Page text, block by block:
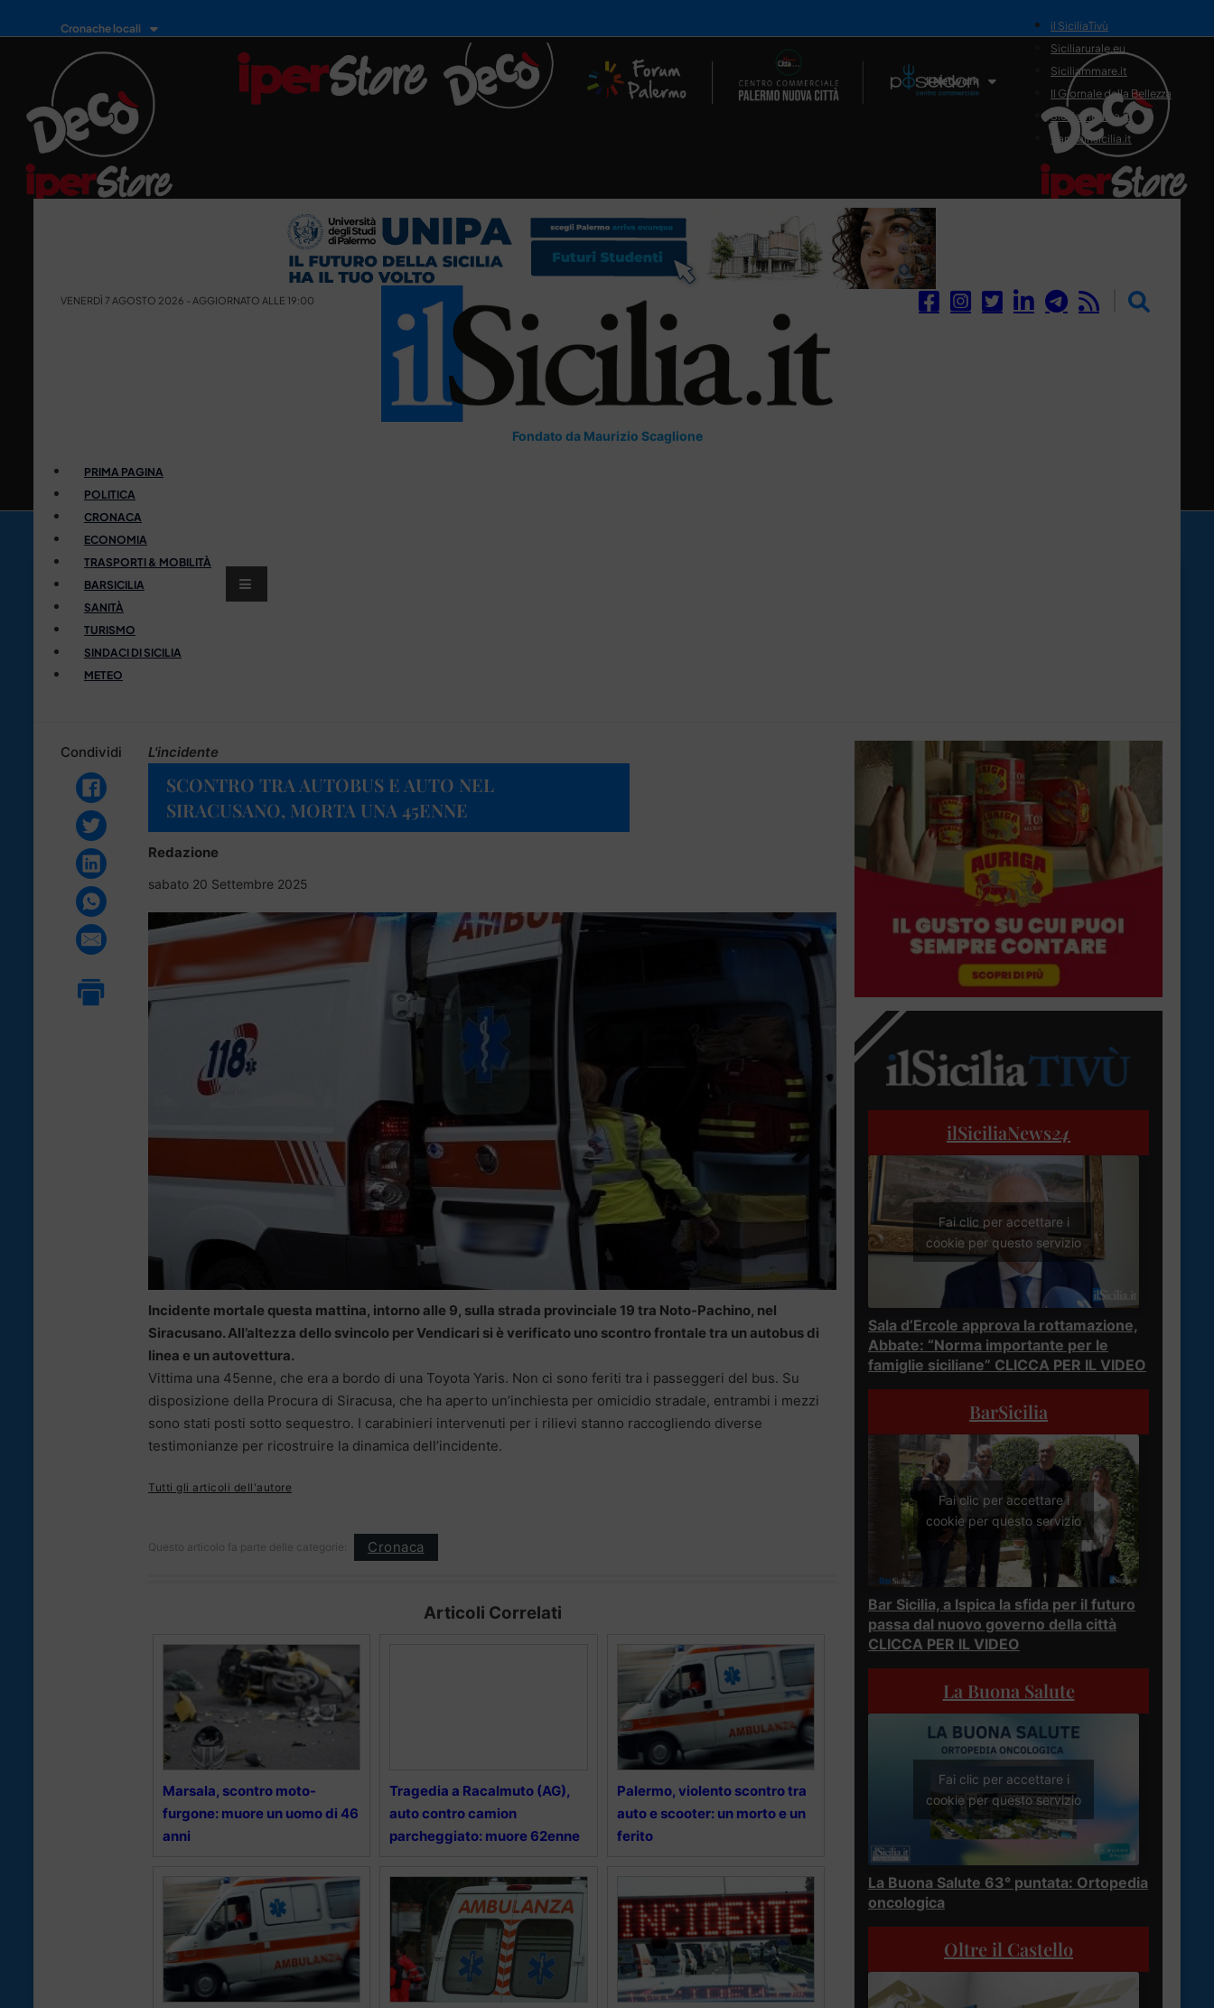
Cronache locali
Il Network
il SiciliaTivù
Siciliarurale.eu
Siciliammare.it
Il Giornale della Bellezza
Siciliamedica.it
Sanitainsicilia.it
VENERDÌ 7 AGOSTO 2026 - AGGIORNATO ALLE 19:00
Fondato da Maurizio Scaglione
PRIMA PAGINA
POLITICA
CRONACA
ECONOMIA
TRASPORTI & MOBILITÀ
BARSICILIA
SANITÀ
TURISMO
SINDACI DI SICILIA
METEO
Condividi L'incidente
SCONTRO TRA AUTOBUS E AUTO NEL
SIRACUSANO, MORTA UNA 45ENNE
Redazione
sabato 20 Settembre 2025
Incidente mortale questa mattina, intorno alle 9, sulla strada provinciale 19 tra Noto-Pachino, nel
Siracusano. All’altezza dello svincolo per Vendicari si è verificato uno scontro frontale tra un autobus di
linea e un autovettura.
Vittima una 45enne, che era a bordo di una Toyota Yaris. Non ci sono feriti tra i passeggeri del bus. Su
disposizione della Procura di Siracusa, che ha aperto un’inchiesta per omicidio stradale, entrambi i mezzi
sono stati posti sotto sequestro. I carabinieri intervenuti per i rilievi stanno raccogliendo diverse
testimonianze per ricostruire la dinamica dell’incidente.
Tutti gli articoli dell'autore
Questo articolo fa parte delle categorie: Cronaca
Articoli Correlati
Marsala, scontro moto-
furgone: muore un uomo di 46
anni
Tragedia a Racalmuto (AG),
auto contro camion
parcheggiato: muore 62enne
Palermo, violento scontro tra
auto e scooter: un morto e un
ferito
ilSiciliaNews24
Fai clic per accettare i
cookie per questo servizio
Sala d’Ercole approva la rottamazione,
Abbate: “Norma importante per le
famiglie siciliane” CLICCA PER IL VIDEO
BarSicilia
Fai clic per accettare i
cookie per questo servizio
Bar Sicilia, a Ispica la sfida per il futuro
passa dal nuovo governo della città
CLICCA PER IL VIDEO
La Buona Salute
Fai clic per accettare i
cookie per questo servizio
La Buona Salute 63° puntata: Ortopedia
oncologica
Oltre il Castello